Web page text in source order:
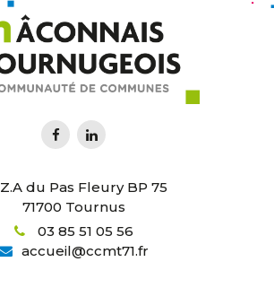
Z.A du Pas Fleury BP 75
71700 Tournus
03 85 51 05 56
accueil@ccmt71.fr